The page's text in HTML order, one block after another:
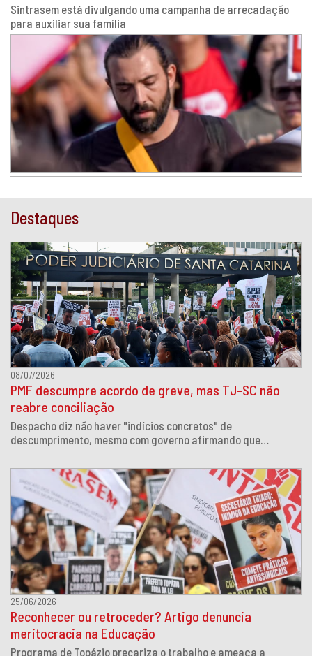
Sintrasem está divulgando uma campanha de arrecadação
para auxiliar sua família
Destaques
08/07/2026
PMF descumpre acordo de greve, mas TJ-SC não
reabre conciliação
Despacho diz não haver "indícios concretos" de
descumprimento, mesmo com governo afirmando que
25/06/2026
Reconhecer ou retroceder? Artigo denuncia
meritocracia na Educação
Programa de Topázio precariza o trabalho e ameaça a